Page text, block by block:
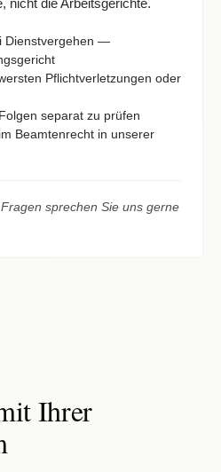
nicht die Arbeitsgerichte.
Dienstvergehen —
Pflichtverletzungen oder
separat zu prüfen
Beamtenrecht in unserer
sprechen Sie uns gerne
Ihrer